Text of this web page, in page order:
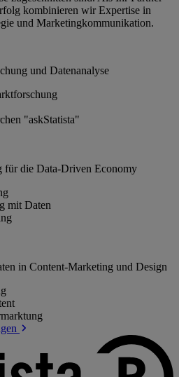
kombinieren wir Expertise in
und Marketingkommunikation.
und Datenanalyse
"askStatista"
für die Data-Driven Economy
mit Daten
in Content-Marketing und Design